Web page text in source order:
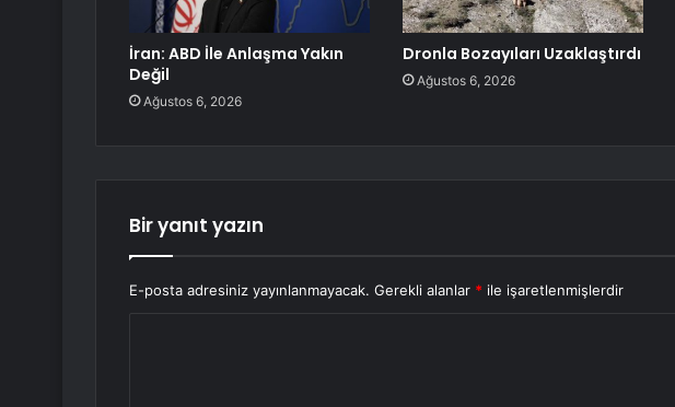
İran: ABD İle Anlaşma Yakın
Değil
Ağustos 6, 2026
Dronla Bozayıları Uzaklaştırdı
Ağustos 6, 2026
Bir yanıt yazın
E-posta adresiniz yayınlanmayacak. Gerekli alanlar * ile işaretlenmişlerdir